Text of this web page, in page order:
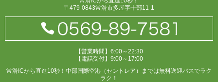
〒479-0843常滑市多屋字十部11-1
【営業時間】6:00～22:30
【電話受付】9:00～17:00
常滑ICから直進10秒！中部国際空港（セントレア）までは無料送迎バスでラク
ラク！